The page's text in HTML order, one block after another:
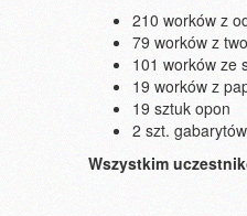
210 worków z
79 worków z
101 worków ze
19 worków z
19 sztuk opon
2 szt. gabarytów
Wszystkim